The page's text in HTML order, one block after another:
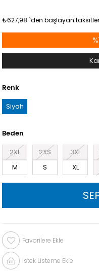
₺627,98 `den başlayan
%
Renk
Siyah
Beden
2XL
2XS 3XL
M
S XL
Favorilere Ekle
İstek Listeme Ekle